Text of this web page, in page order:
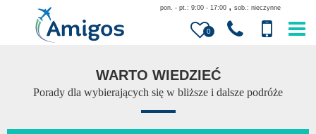
0
pon. - pt.: 9:00 - 17:00 , sob.: nieczynne
WARTO WIEDZIEĆ
Porady dla wybierających się w bliższe i dalsze podróże